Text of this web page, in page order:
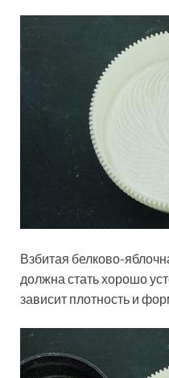
Взбитая белково-
должна стать хорошо
зависит плотность и